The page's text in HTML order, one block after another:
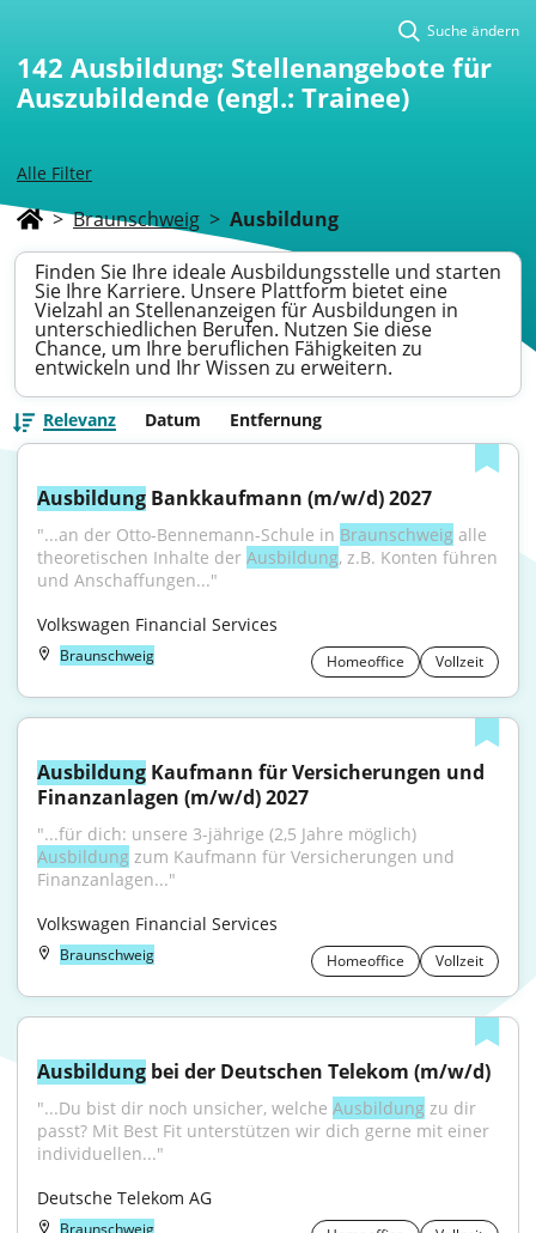
Alle Filter
Suche ändern
142 Ausbildung: Stellenangebote für
Auszubildende (engl.: Trainee)
> Braunschweig > Ausbildung
Finden Sie Ihre ideale Ausbildungsstelle und starten
Sie Ihre Karriere. Unsere Plattform bietet eine
Vielzahl an Stellenanzeigen für Ausbildungen in
unterschiedlichen Berufen. Nutzen Sie diese
Chance, um Ihre beruflichen Fähigkeiten zu
entwickeln und Ihr Wissen zu erweitern.
Relevanz Datum Entfernung
Ausbildung Bankkaufmann (m/w/d) 2027
"...an der Otto-Bennemann-Schule in Braunschweig alle
theoretischen Inhalte der Ausbildung, z.B. Konten führen
und Anschaffungen..."
Volkswagen Financial Services
Braunschweig Homeoffice Vollzeit
Ausbildung Kaufmann für Versicherungen und
Finanzanlagen (m/w/d) 2027
Ausbildung zum Kaufmann für Versicherungen und
Finanzanlagen..."
Volkswagen Financial Services
Braunschweig Homeoffice Vollzeit
Ausbildung bei der Deutschen Telekom (m/w/d)
"...Du bist dir noch unsicher, welche Ausbildung zu dir
passt? Mit Best Fit unterstützen wir dich gerne mit einer
individuellen..."
Deutsche Telekom AG
Braunschweig